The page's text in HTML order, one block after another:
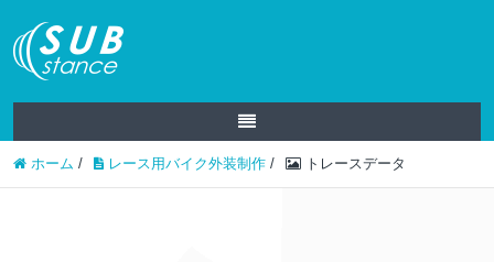
ホーム / レース用バイク外装制作 / トレースデータ